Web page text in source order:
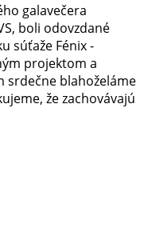
galavečera
boli odovzdané
súťaže Fénix -
projektom a
srdečne blahoželáme
že zachovávajú